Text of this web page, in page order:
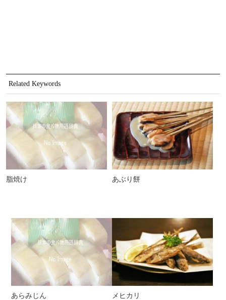
Related Keywords
脂焼け あぶり餅
あらみじん メヒカリ